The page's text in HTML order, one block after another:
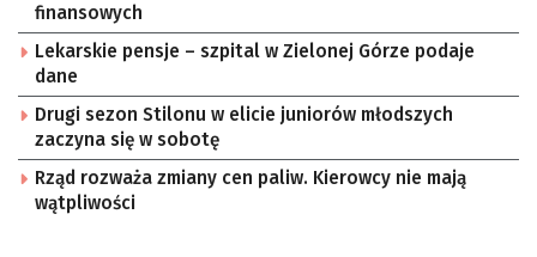
finansowych
Lekarskie pensje – szpital w Zielonej Górze podaje
dane
Drugi sezon Stilonu w elicie juniorów młodszych
zaczyna się w sobotę
Rząd rozważa zmiany cen paliw. Kierowcy nie mają
wątpliwości